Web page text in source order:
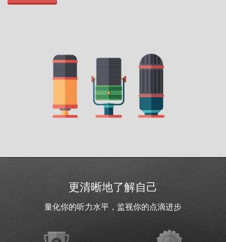
更清晰地了解自己
量化你的听力水平，监视你的点滴进步